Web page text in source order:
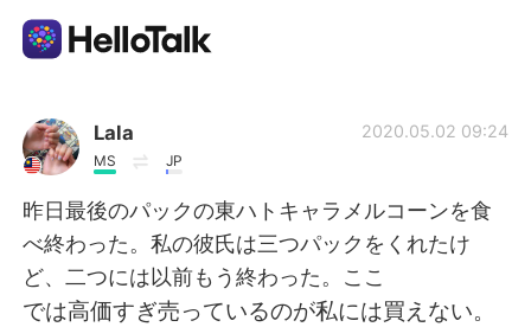
แอปแลกเปลี่ยนทางภาษา
AI Grammar Checker
ไทย
Lala
MS JP
2020.05.02 09:24
昨日最後のパックの東ハトキャラメルコーンを食
べ終わった。私の彼氏は三つパックをくれたけ
ど、二つには以前もう終わった。ここ
では高価すぎ売っているのが私には買えない。